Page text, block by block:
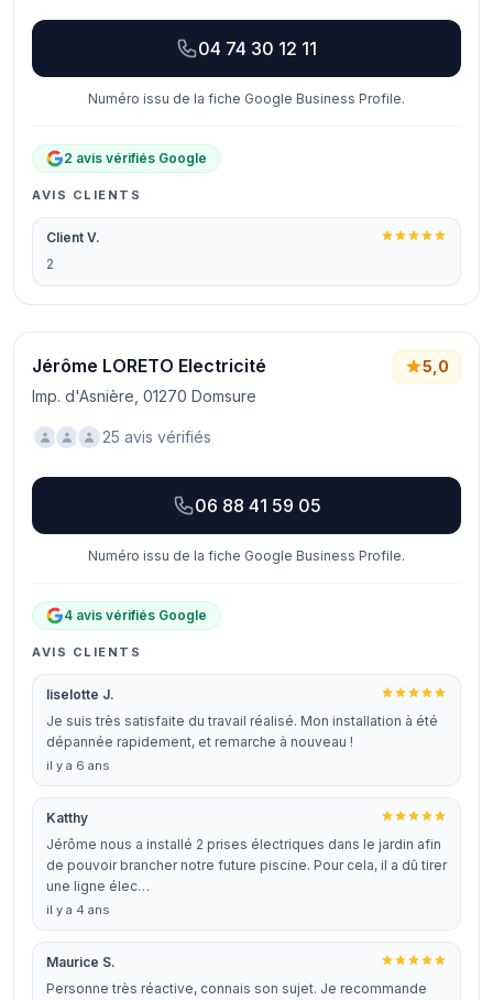
04 74 30 12 11
Numéro issu de la fiche Google Business Profile.
2 avis vérifiés Google
AVIS CLIENTS
Client V.
2
Jérôme LORETO Electricité
Imp. d'Asnière, 01270 Domsure
5,0
25 avis vérifiés
06 88 41 59 05
Numéro issu de la fiche Google Business Profile.
4 avis vérifiés Google
AVIS CLIENTS
liselotte J.
Je suis très satisfaite du travail réalisé. Mon installation à été
dépannée rapidement, et remarche à nouveau !
il y a 6 ans
Katthy
Jérôme nous a installé 2 prises électriques dans le jardin afin
de pouvoir brancher notre future piscine. Pour cela, il a dû tirer
une ligne élec…
il y a 4 ans
Maurice S.
Personne très réactive, connais son sujet. Je recommande